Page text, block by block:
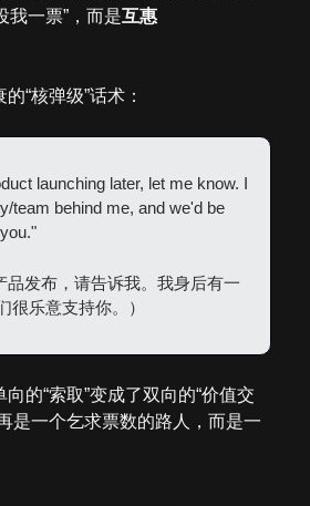
我一票”，而是互惠
“核弹级”话术：
launching later, let me know. I
team behind me, and we'd be
品发布，请告诉我。我身后有一
很乐意支持你。）
的“索取”变成了双向的“价值交
是一个乞求票数的路人，而是一